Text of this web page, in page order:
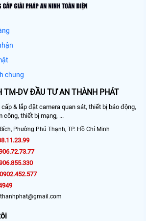
chung
TM-DV ĐẦU TƯ AN THÀNH PHÁT
& lắp đặt camera quan sát, thiết bị báo động,
công, thiết bị mạng, ...
Phường Phú Thạnh, TP. Hồ Chí Minh
0902.452.577